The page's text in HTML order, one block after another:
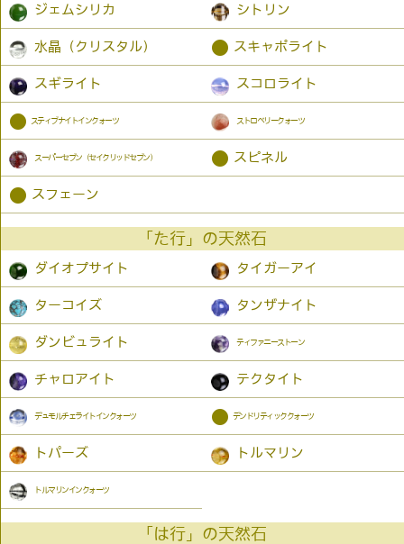
ジェムシリカ シトリン
水晶（クリスタル） ● スキャポライト
スギライト スコロライト
● スティブナイトインクォーツ ストロベリークォーツ
スーパーセブン（セイクリッドセブン） ● スピネル
● スフェーン
「た行」の天然石
ダイオプサイト タイガーアイ
ターコイズ タンザナイト
ダンビュライト ティファニーストーン
チャロアイト テクタイト
デュモルチェライトインクォーツ ● デンドリティッククォーツ
トパーズ トルマリン
トルマリンインクォーツ
「は行」の天然石